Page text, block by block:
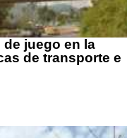
juego en la
de transporte e